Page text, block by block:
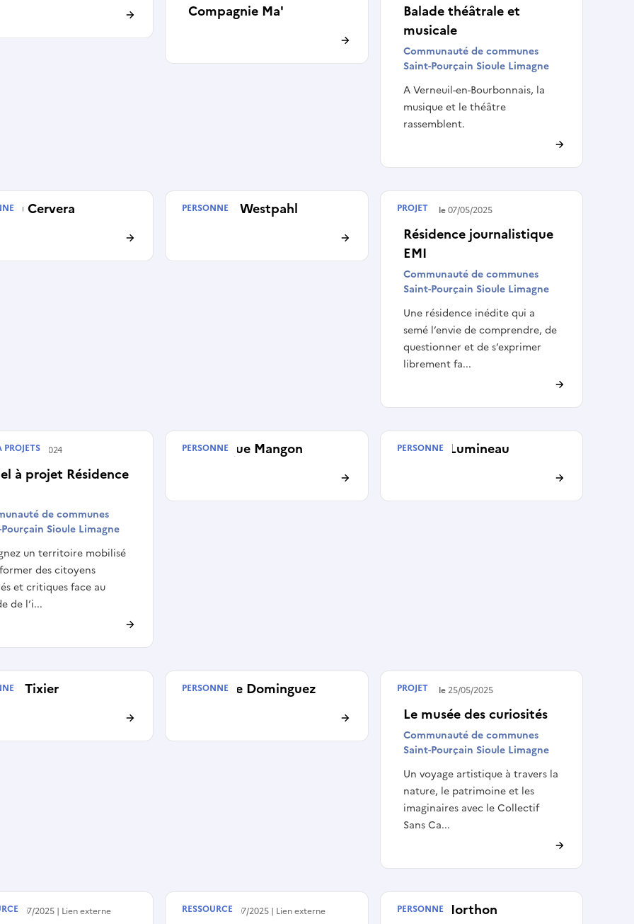
Compagnie Ma'
Balade théâtrale et
musicale
Communauté de communes
Saint-Pourçain Sioule Limagne
A Verneuil-en-Bourbonnais, la
musique et le théâtre
rassemblent.
Cervera Vincent Westpahl
PERSONNE
Résidence journalistique
EMI
Communauté de communes
Saint-Pourçain Sioule Limagne
Une résidence inédite qui a
semé l’envie de comprendre, de
questionner et de s’exprimer
librement fa...
Terminé le07/05/2025
PROJET
à projet Résidence
de communes
Sioule Limagne
un territoire mobilisé
des citoyens
et critiques face au
de l’i...
le01/05/2024
PROJETS Angélique Mangon
PERSONNE Léonor Lumineau
PERSONNE
Tixier Charlène Dominguez
PERSONNE
Le musée des curiosités
Communauté de communes
Saint-Pourçain Sioule Limagne
Un voyage artistique à travers la
nature, le patrimoine et les
imaginaires avec le Collectif
Sans Ca...
Terminé le25/05/2025
PROJET
08/07/2025 Lien externe Publié le08/07/2025 Lien externe
RESSOURCE Hervé Morthon
PERSONNE